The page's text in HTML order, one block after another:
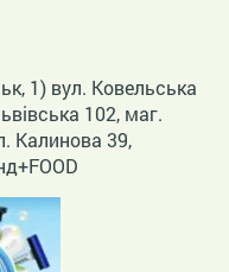
1) вул. Ковельська
102, маг.
Калинова 39,